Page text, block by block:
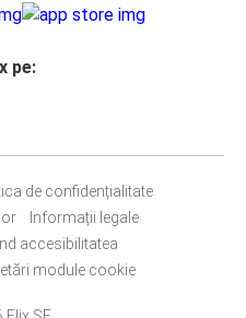
pe:
de confidențialitate
Informații legale
accesibilitatea
module cookie